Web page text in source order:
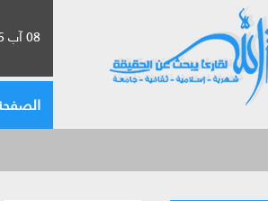
08 آب 2026 الموافق لـ 24 صفر 1448